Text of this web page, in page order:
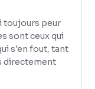
toujours peur
sont ceux qui
s'en fout, tant
directement